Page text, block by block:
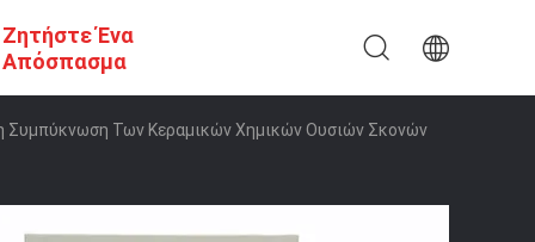
Ζητήστε Ένα
Απόσπασμα
Συμπύκνωση Των Κεραμικών Χημικών Ουσιών Σκονών